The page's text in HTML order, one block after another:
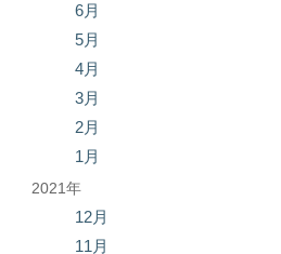
6月
5月
4月
3月
2月
1月
2021年
12月
11月